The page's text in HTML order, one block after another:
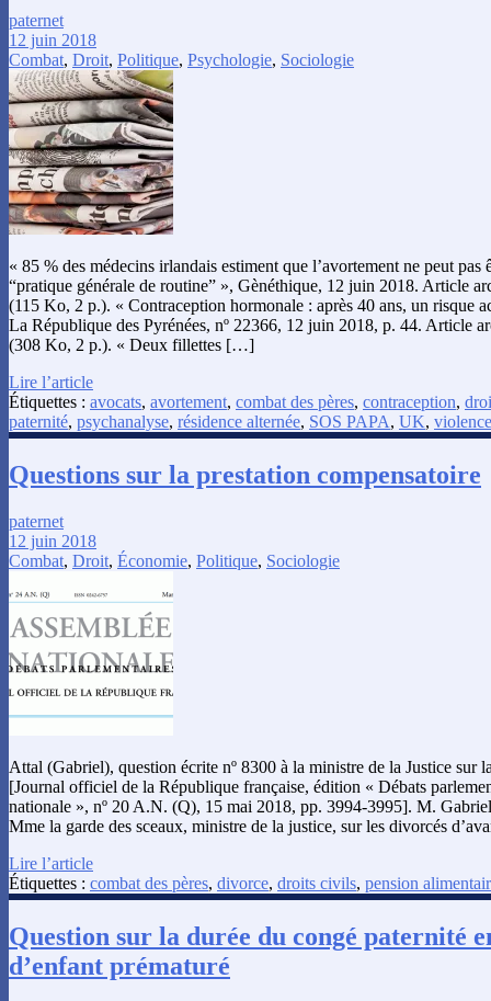
paternet
12 juin 2018
Combat, Droit, Politique, Psychologie, Sociologie
« 85 % des médecins irlandais estiment que l’avortement ne peut pas
“pratique générale de routine” », Gènéthique, 12 juin 2018. Article
(115 Ko, 2 p.). « Contraception hormonale : après 40 ans, un risque
La République des Pyrénées, nº 22366, 12 juin 2018, p. 44. Article
(308 Ko, 2 p.). « Deux fillettes […]
Lire l’article
Étiquettes : avocats, avortement, combat des pères, contraception,
paternité, psychanalyse, résidence alternée, SOS PAPA, UK, violence
Questions sur la prestation compensatoire
paternet
12 juin 2018
Combat, Droit, Économie, Politique, Sociologie
Attal (Gabriel), question écrite nº 8300 à la ministre de la Justice sur
[Journal officiel de la République française, édition « Débats
nationale », nº 20 A.N. (Q), 15 mai 2018, pp. 3994-3995]. M.
Mme la garde des sceaux, ministre de la justice, sur les divorcés
Lire l’article
Étiquettes : combat des pères, divorce, droits civils, pension
Question sur la durée du congé paternité
d’enfant prématuré